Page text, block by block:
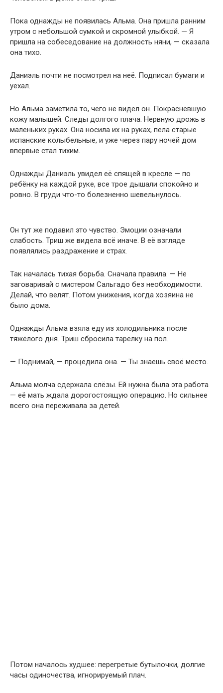
Пока однажды не появилась Альма. Она пришла ранним
утром с небольшой сумкой и скромной улыбкой. — Я
пришла на собеседование на должность няни, — сказала
она тихо.
Даниэль почти не посмотрел на неё. Подписал бумаги и
уехал.
Но Альма заметила то, чего не видел он. Покрасневшую
кожу малышей. Следы долгого плача. Нервную дрожь в
маленьких руках. Она носила их на руках, пела старые
испанские колыбельные, и уже через пару ночей дом
впервые стал тихим.
Однажды Даниэль увидел её спящей в кресле — по
ребёнку на каждой руке, все трое дышали спокойно и
ровно. В груди что-то болезненно шевельнулось.
Он тут же подавил это чувство. Эмоции означали
слабость. Триш же видела всё иначе. В её взгляде
появлялись раздражение и страх.
Так началась тихая борьба. Сначала правила. — Не
заговаривай с мистером Сальгадо без необходимости.
Делай, что велят. Потом унижения, когда хозяина не
было дома.
Однажды Альма взяла еду из холодильника после
тяжёлого дня. Триш сбросила тарелку на пол.
— Поднимай, — процедила она. — Ты знаешь своё место.
Альма молча сдержала слёзы. Ей нужна была эта работа
— её мать ждала дорогостоящую операцию. Но сильнее
всего она переживала за детей.
Потом началось худшее: перегретые бутылочки, долгие
часы одиночества, игнорируемый плач.